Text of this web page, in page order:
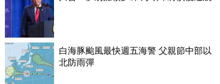
白海豚颱風最快週五海警 父親節中部以
北防雨彈